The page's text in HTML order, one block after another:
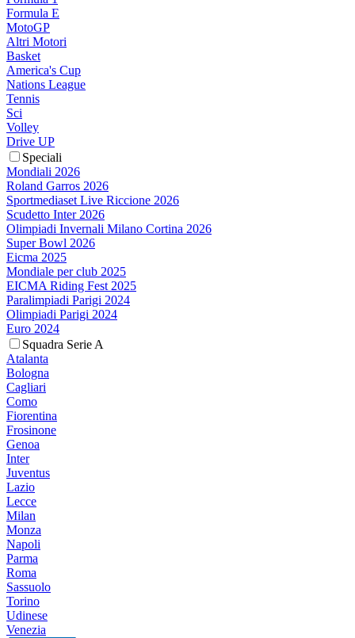
Formula E
MotoGP
Altri Motori
Basket
America's Cup
Nations League
Tennis
Sci
Volley
Drive UP
Speciali
Mondiali 2026
Roland Garros 2026
Sportmediaset Live Riccione 2026
Scudetto Inter 2026
Olimpiadi Invernali Milano Cortina 2026
Super Bowl 2026
Eicma 2025
Mondiale per club 2025
EICMA Riding Fest 2025
Paralimpiadi Parigi 2024
Olimpiadi Parigi 2024
Euro 2024
Squadra Serie A
Atalanta
Bologna
Cagliari
Como
Fiorentina
Frosinone
Genoa
Inter
Juventus
Lazio
Lecce
Milan
Monza
Napoli
Parma
Roma
Sassuolo
Torino
Udinese
Venezia